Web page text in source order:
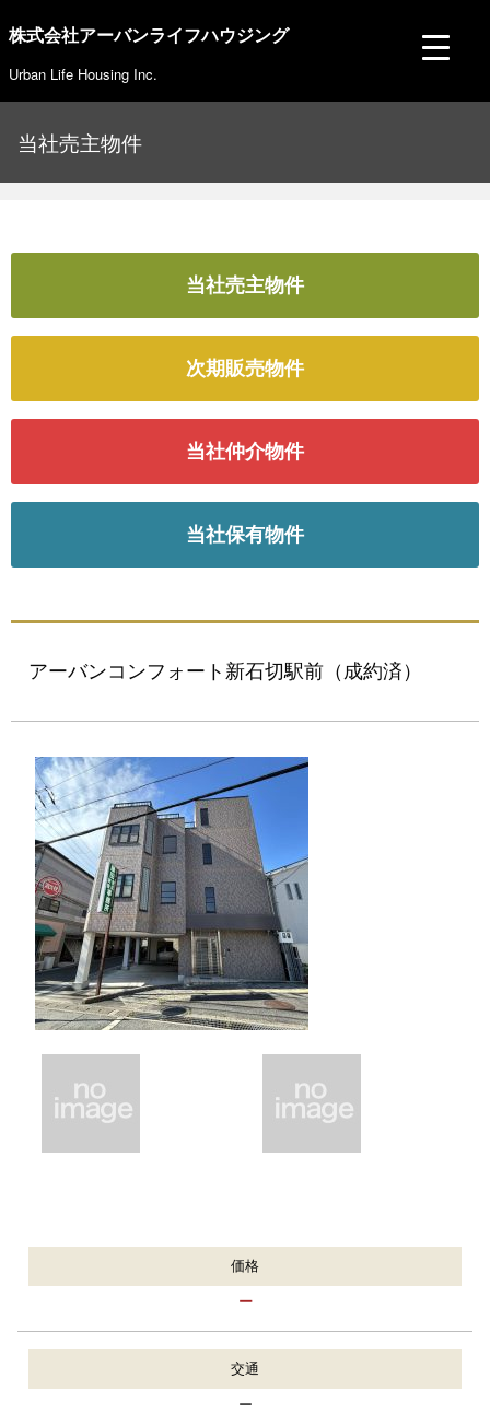
株式会社アーバンライフハウジング
Urban Life Housing Inc.
当社売主物件
当社売主物件
次期販売物件
当社仲介物件
当社保有物件
アーバンコンフォート新石切駅前（成約済）
価格
ー
交通
ー